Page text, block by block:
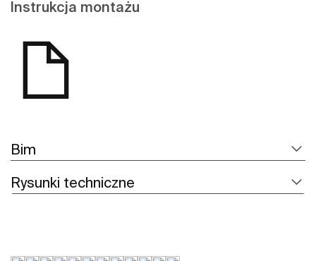
Instrukcja montażu
Bim
Rysunki techniczne